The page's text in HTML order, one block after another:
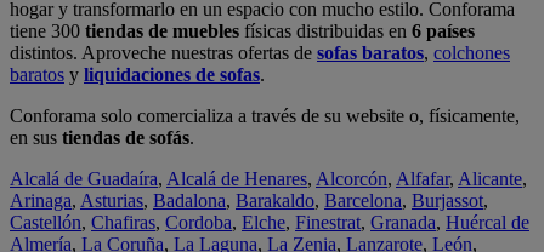
hogar y transformarlo en un espacio con mucho estilo. Conforama
tiene 300 tiendas de muebles físicas distribuidas en 6 países
distintos. Aproveche nuestras ofertas de sofas baratos, colchones
baratos y liquidaciones de sofas.
Conforama solo comercializa a través de su website o, físicamente,
en sus tiendas de sofás.
Alcalá de Guadaíra, Alcalá de Henares, Alcorcón, Alfafar, Alicante,
Arinaga, Asturias, Badalona, Barakaldo, Barcelona, Burjassot,
Castellón, Chafiras, Cordoba, Elche, Finestrat, Granada, Huércal de
Almería, La Coruña, La Laguna, La Zenia, Lanzarote, León,